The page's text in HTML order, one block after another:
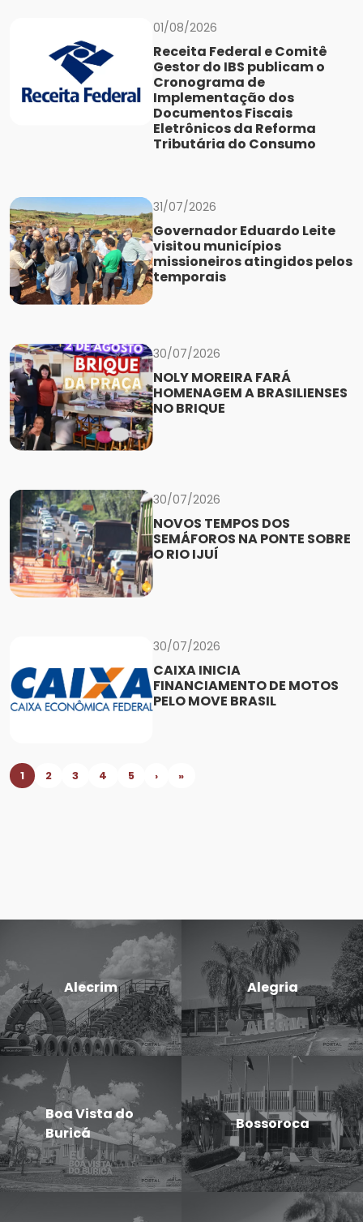
01/08/2026
Receita Federal e Comitê
Gestor do IBS publicam o
Cronograma de
Implementação dos
Documentos Fiscais
Eletrônicos da Reforma
Tributária do Consumo
31/07/2026
Governador Eduardo Leite
visitou municípios
missioneiros atingidos pelos
temporais
30/07/2026
NOLY MOREIRA FARÁ
HOMENAGEM A BRASILIENSES
NO BRIQUE
30/07/2026
NOVOS TEMPOS DOS
SEMÁFOROS NA PONTE SOBRE
O RIO IJUÍ
30/07/2026
CAIXA INICIA
FINANCIAMENTO DE MOTOS
PELO MOVE BRASIL
1 2 3 4 5 › »
Alecrim Alegria
Boa Vista do
Buricá
Bossoroca